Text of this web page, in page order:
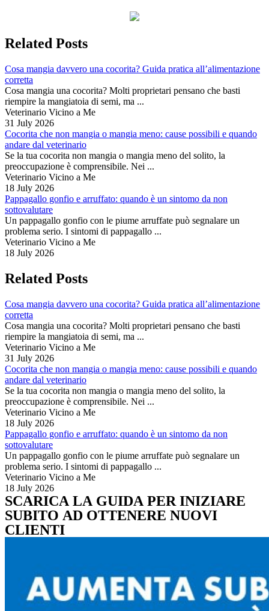
Related Posts
Cosa mangia davvero una cocorita? Guida pratica all’alimentazione
corretta
Cosa mangia una cocorita? Molti proprietari pensano che basti
riempire la mangiatoia di semi, ma ...
Veterinario Vicino a Me
31 July 2026
Cocorita che non mangia o mangia meno: cause possibili e quando
andare dal veterinario
Se la tua cocorita non mangia o mangia meno del solito, la
preoccupazione è comprensibile. Nei ...
Veterinario Vicino a Me
18 July 2026
Pappagallo gonfio e arruffato: quando è un sintomo da non
sottovalutare
Un pappagallo gonfio con le piume arruffate può segnalare un
problema serio. I sintomi di pappagallo ...
Veterinario Vicino a Me
18 July 2026
Related Posts
Cosa mangia davvero una cocorita? Guida pratica all’alimentazione
corretta
Cosa mangia una cocorita? Molti proprietari pensano che basti
riempire la mangiatoia di semi, ma ...
Veterinario Vicino a Me
31 July 2026
Cocorita che non mangia o mangia meno: cause possibili e quando
andare dal veterinario
Se la tua cocorita non mangia o mangia meno del solito, la
preoccupazione è comprensibile. Nei ...
Veterinario Vicino a Me
18 July 2026
Pappagallo gonfio e arruffato: quando è un sintomo da non
sottovalutare
Un pappagallo gonfio con le piume arruffate può segnalare un
problema serio. I sintomi di pappagallo ...
Veterinario Vicino a Me
18 July 2026
SCARICA LA GUIDA PER INIZIARE
SUBITO AD OTTENERE NUOVI
CLIENTI